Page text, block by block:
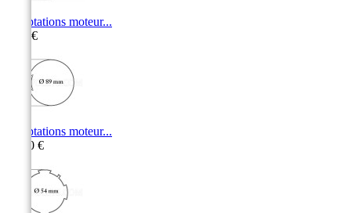
Adaptations moteur...
8,70 €
Adaptations moteur...
10,50 €